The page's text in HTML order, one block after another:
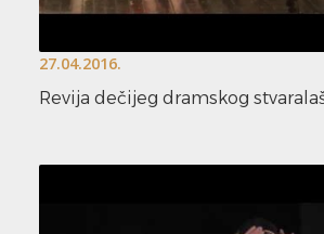
27.04.2016.
Revija dečijeg dramskog